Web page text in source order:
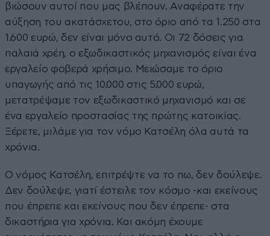
βιώσουν αυτοί που μας βλέπουν. Αναφέρατε την
αύξηση του ακατάσχετου, στο όριο από τα 1.250 στα
1.600 ευρώ, δεν είναι μόνο αυτό. Οι 72 δόσεις για
παλαιά χρέη, ο εξωδικαστικός μηχανισμός είναι ένα
εργαλείο φοβερά χρήσιμο. Μειώσαμε το όριο
υπαγωγής από τις 10.000 στις 5.000 ευρώ,
μετατρέψαμε τον εξωδικαστικό μηχανισμό και σε
ένα εργαλείο προστασίας της πρώτης κατοικίας.
Ξέρετε, μιλάμε για τον νόμο Κατσέλη όλα αυτά τα
χρόνια.
Ο νόμος Κατσέλη, επιτρέψτε να το πω, δεν δούλεψε.
Δεν δούλεψε, γιατί έστειλε τον κόσμο -και εκείνους
που έπρεπε και εκείνους που δεν έπρεπε- στα
δικαστήρια για χρόνια. Και ακόμη έχουμε